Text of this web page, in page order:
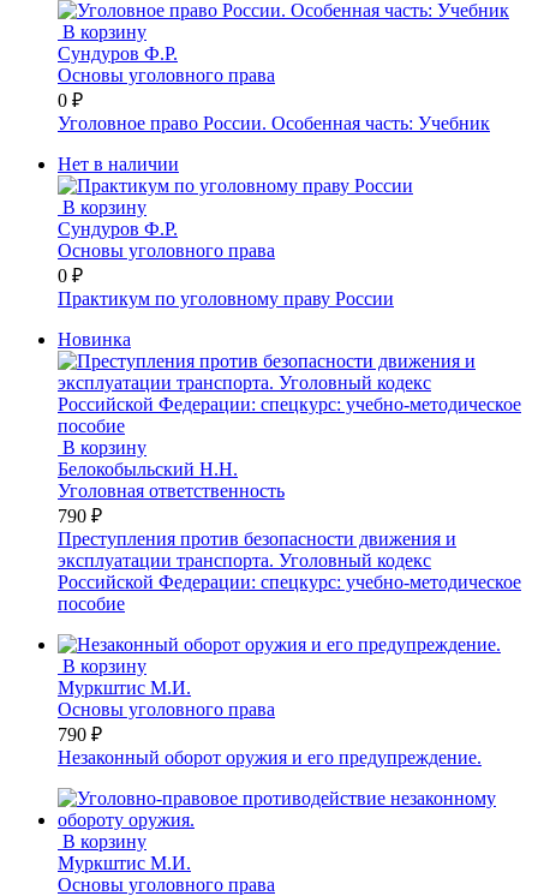
В корзину
Сундуров Ф.Р.
Основы уголовного права
0 ₽
Уголовное право России. Особенная часть: Учебник
Нет в наличии
В корзину
Сундуров Ф.Р.
Основы уголовного права
0 ₽
Практикум по уголовному праву России
Новинка
В корзину
Белокобыльский Н.Н.
Уголовная ответственность
790 ₽
Преступления против безопасности движения и
эксплуатации транспорта. Уголовный кодекс
Российской Федерации: спецкурс: учебно-методическое
пособие
В корзину
Муркштис М.И.
Основы уголовного права
790 ₽
Незаконный оборот оружия и его предупреждение.
В корзину
Муркштис М.И.
Основы уголовного права